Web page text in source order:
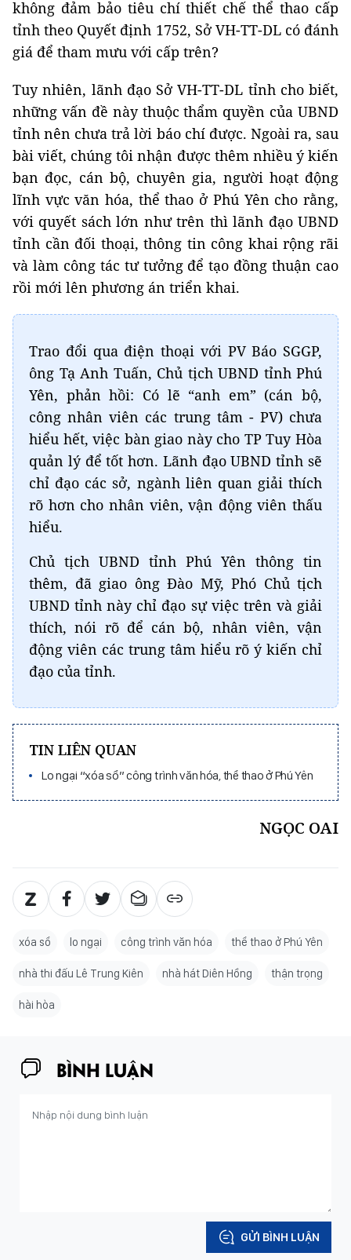
không đảm bảo tiêu chí thiết chế thể thao cấp
tỉnh theo Quyết định 1752, Sở VH-TT-DL có đánh
giá để tham mưu với cấp trên?
Tuy nhiên, lãnh đạo Sở VH-TT-DL tỉnh cho biết,
những vấn đề này thuộc thẩm quyền của UBND
tỉnh nên chưa trả lời báo chí được. Ngoài ra, sau
bài viết, chúng tôi nhận được thêm nhiều ý kiến
bạn đọc, cán bộ, chuyên gia, người hoạt động
lĩnh vực văn hóa, thể thao ở Phú Yên cho rằng,
với quyết sách lớn như trên thì lãnh đạo UBND
tỉnh cần đối thoại, thông tin công khai rộng rãi
và làm công tác tư tưởng để tạo đồng thuận cao
rồi mới lên phương án triển khai.
Trao đổi qua điện thoại với PV Báo SGGP,
ông Tạ Anh Tuấn, Chủ tịch UBND tỉnh Phú
Yên, phản hồi: Có lẽ “anh em” (cán bộ,
công nhân viên các trung tâm - PV) chưa
hiểu hết, việc bàn giao này cho TP Tuy Hòa
quản lý để tốt hơn. Lãnh đạo UBND tỉnh sẽ
chỉ đạo các sở, ngành liên quan giải thích
rõ hơn cho nhân viên, vận động viên thấu
hiểu.
Chủ tịch UBND tỉnh Phú Yên thông tin
thêm, đã giao ông Đào Mỹ, Phó Chủ tịch
UBND tỉnh này chỉ đạo sự việc trên và giải
thích, nói rõ để cán bộ, nhân viên, vận
động viên các trung tâm hiểu rõ ý kiến chỉ
đạo của tỉnh.
TIN LIÊN QUAN
Lo ngại “xóa sổ” công trình văn hóa, thể thao ở Phú Yên
NGỌC OAI
xóa sổ lo ngại công trình văn hóa thể thao ở Phú Yên
nhà thi đấu Lê Trung Kiên nhà hát Diên Hồng thận trọng
hài hòa
BÌNH LUẬN
GỬI BÌNH LUẬN